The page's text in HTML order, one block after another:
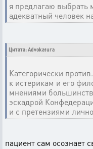
я предлагаю выбрать
адекватный человек
Цитата: Advokatura
Категорически
к истерикам и его
мнениями
эскадрой
и с претензиями
пациент сам осознает